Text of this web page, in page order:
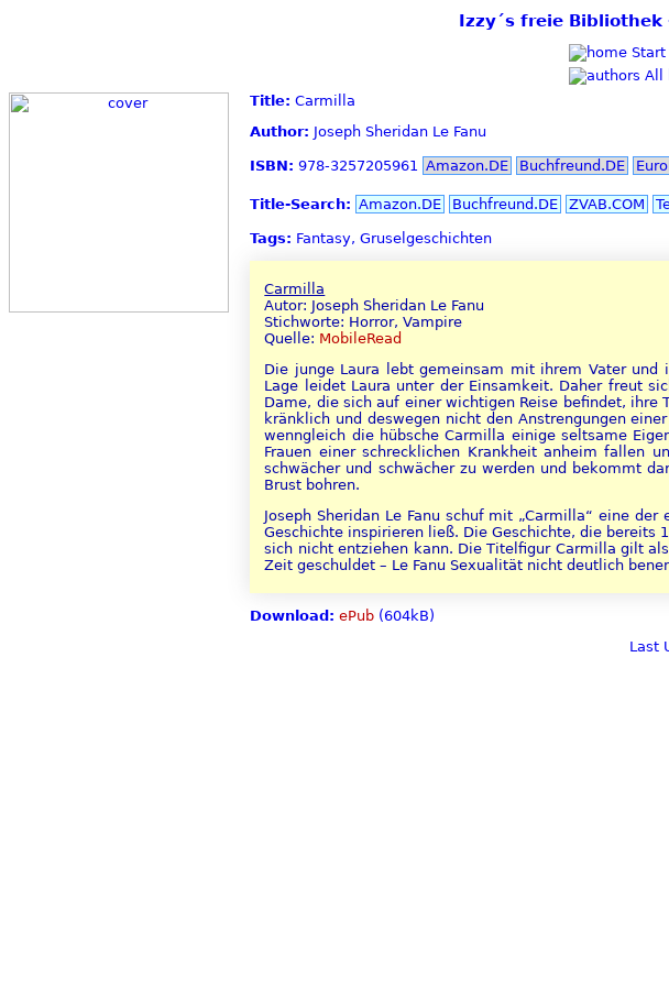
Izzy´s freie Bibliothek
Start
All
Title: Carmilla
Author: Joseph Sheridan Le Fanu
ISBN: 978-3257205961 Amazon.DE Buchfreund.DE
Title-Search: Amazon.DE Buchfreund.DE ZVAB.COM
Tags: Fantasy, Gruselgeschichten
Carmilla
Autor: Joseph Sheridan Le Fanu
Stichworte: Horror, Vampire
Quelle: MobileRead
Die junge Laura lebt gemeinsam mit ihrem Vater und
Lage leidet Laura unter der Einsamkeit. Daher freut
Dame, die sich auf einer wichtigen Reise befindet,
kränklich und deswegen nicht den Anstrengungen
wenngleich die hübsche Carmilla einige seltsame
Frauen einer schrecklichen Krankheit anheim fallen
schwächer und schwächer zu werden und bekommt
Brust bohren.
Joseph Sheridan Le Fanu schuf mit „Carmilla“ eine
Geschichte inspirieren ließ. Die Geschichte, die bereits
sich nicht entziehen kann. Die Titelfigur Carmilla gilt
Zeit geschuldet – Le Fanu Sexualität nicht deutlich
Download: ePub (604kB)
Last